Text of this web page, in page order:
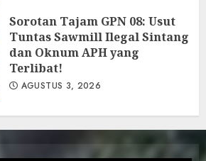
‎Sorotan Tajam GPN 08: Usut
Tuntas Sawmill Ilegal Sintang
dan Oknum APH yang
Terlibat!
AGUSTUS 3, 2026